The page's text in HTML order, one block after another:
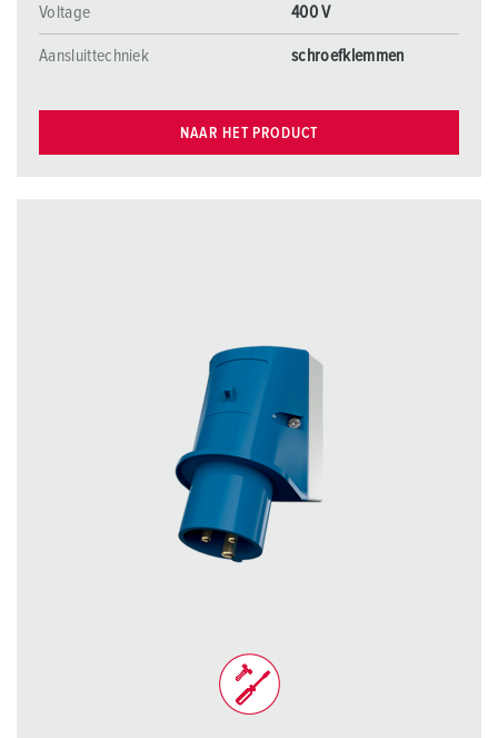
Voltage 400 V
Aansluittechniek schroefklemmen
NAAR HET PRODUCT